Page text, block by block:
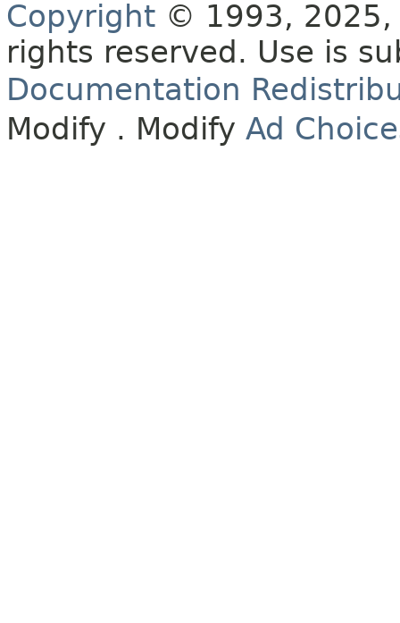
Copyright © 1993,
rights reserved. Use is
Documentation
Modify . Modify Ad